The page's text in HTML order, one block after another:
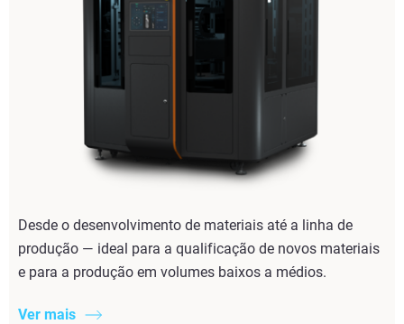
Desde o desenvolvimento de materiais até a linha de
produção — ideal para a qualificação de novos materiais
e para a produção em volumes baixos a médios.
Ver mais